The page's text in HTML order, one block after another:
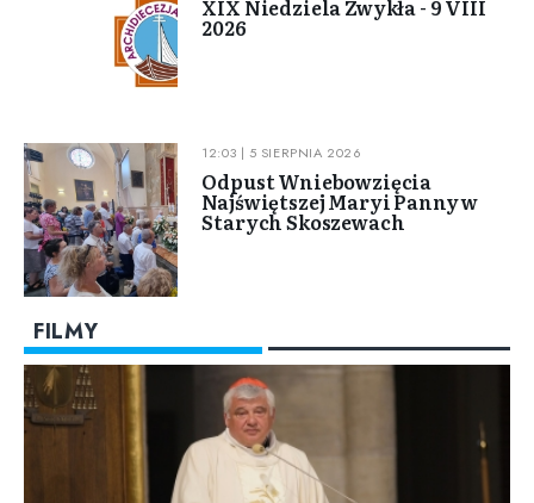
XIX Niedziela Zwykła - 9 VIII
2026
12:03 | 5 SIERPNIA 2026
Odpust Wniebowzięcia
Najświętszej Maryi Panny w
Starych Skoszewach
FILMY